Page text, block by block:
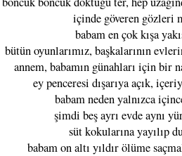
içinde göveren gözleri
babam en çok kışa
bütün oyunlarımız, başkalarının
annem, babamın günahları için bir
ey penceresi dışarıya açık,
babam neden yalnızca
şimdi beş ayrı evde aynı
süt kokularına yayılıp
babam on altı yıldır ölüme